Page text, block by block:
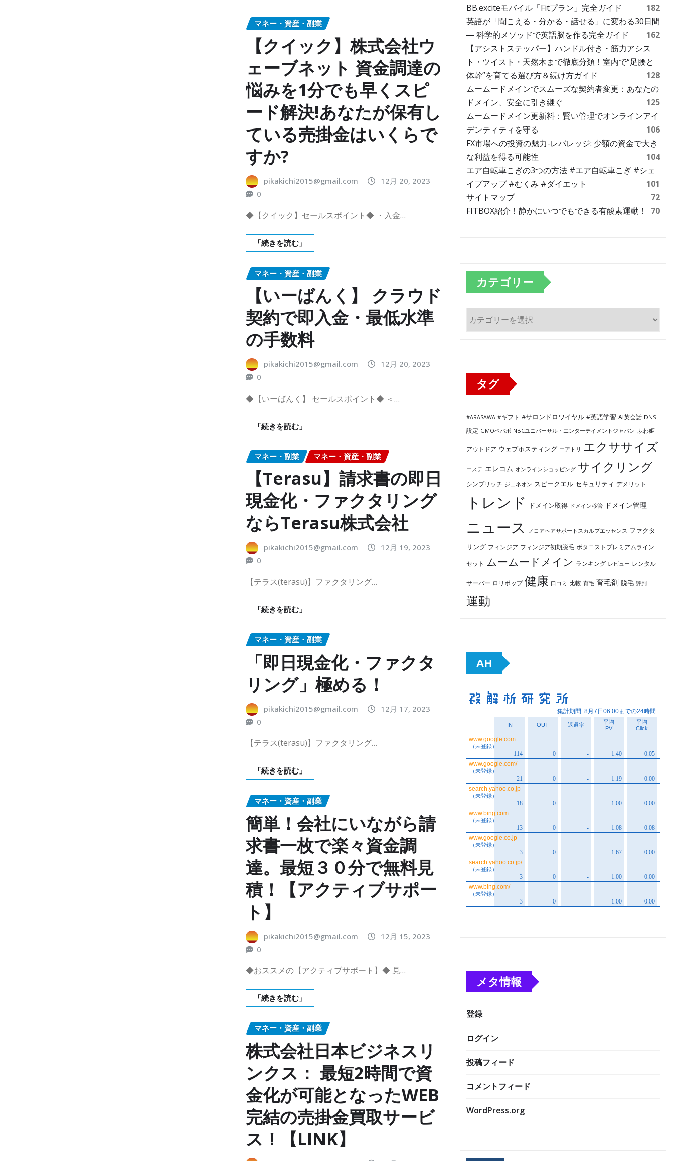
マネー・資産・副業
【クイック】株式会社ウ
ェーブネット 資金調達の
悩みを1分でも早くスピ
ード解決!あなたが保有し
ている売掛金はいくらで
すか?
pikakichi2015@gmail.com
12月 20, 2023
0
◆【クイック】セールスポイント◆ ・入金…
「続きを読む」
マネー・資産・副業
【いーばんく】 クラウド
契約で即入金・最低水準
の手数料
pikakichi2015@gmail.com
12月 20, 2023
0
◆【いーばんく】 セールスポイント◆ ＜…
「続きを読む」
マネー・副業 マネー・資産・副業
【Terasu】請求書の即日
現金化・ファクタリング
ならTerasu株式会社
pikakichi2015@gmail.com
12月 19, 2023
0
【テラス(terasu)】ファクタリング…
「続きを読む」
マネー・資産・副業
「即日現金化・ファクタ
リング」極める！
pikakichi2015@gmail.com
12月 17, 2023
0
【テラス(terasu)】ファクタリング…
「続きを読む」
マネー・資産・副業
簡単！会社にいながら請
求書一枚で楽々資金調
達。最短３０分で無料見
積！【アクティブサポー
ト】
pikakichi2015@gmail.com
12月 15, 2023
0
◆おススメの【アクティブサポート】◆ 見…
「続きを読む」
マネー・資産・副業
株式会社日本ビジネスリ
ンクス： 最短2時間で資
金化が可能となったWEB
完結の売掛金買取サービ
ス！【LINK】
BB.exciteモバイル「Fitプラン」完全ガイド
182
英語が「聞こえる・分かる・話せる」に変わる30日間
― 科学的メソッドで英語脳を作る完全ガイド
162
【アシストステッパー】ハンドル付き・筋力アシス
ト・ツイスト・天然木まで徹底分類！室内で“足腰と
体幹”を育てる選び方＆続け方ガイド
128
ムームードメインでスムーズな契約者変更：あなたの
ドメイン、安全に引き継ぐ
125
ムームードメイン更新料：賢い管理でオンラインアイ
デンティティを守る
106
FX市場への投資の魅力-レバレッジ: 少額の資金で大き
な利益を得る可能性
104
エア自転車こぎの3つの方法 #エア自転車こぎ #シェ
イプアップ #むくみ #ダイエット
101
サイトマップ
72
FITBOX紹介！静かにいつでもできる有酸素運動！
70
カテゴリー
テ
タグ
#ARASAWA #ギフト #サロンドロワイヤル #英語学習 AI英会話 DNS
設定 GMOペパボ NBCユニバーサル・エンターテイメントジャパン ふわ姫
アウトドア ウェブホスティング エアトリ エクササイズ
エステ エレコム オンラインショッピング サイクリング
シンプリッチ ジェネオン スピークエル セキュリティ デメリット
トレンド ドメイン取得 ドメイン移管 ドメイン管理
ニュース ノコアヘアサポートスカルプエッセンス ファクタ
リング フィンジア フィンジア初期脱毛 ボタニストプレミアムライン
セット ムームードメイン ランキング レビュー レンタル
サーバー ロリポップ 健康 口コミ 比較 育毛 育毛剤 脱毛 評判
運動
AH
メタ情報
登録
ログイン
投稿フィード
コメントフィード
WordPress.org